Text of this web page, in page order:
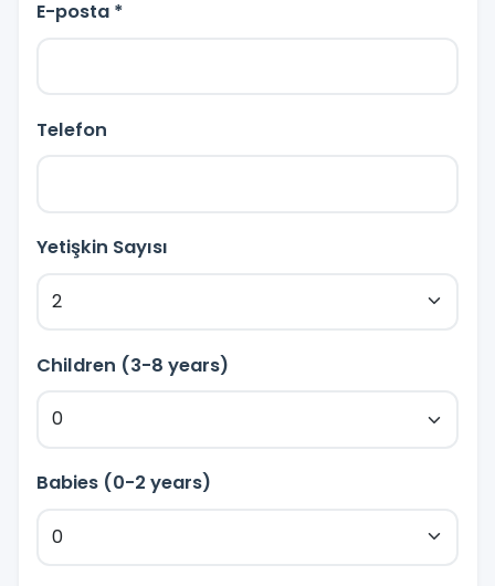
E-posta *
Telefon
Yetişkin Sayısı
Children (3-8 years)
Babies (0-2 years)